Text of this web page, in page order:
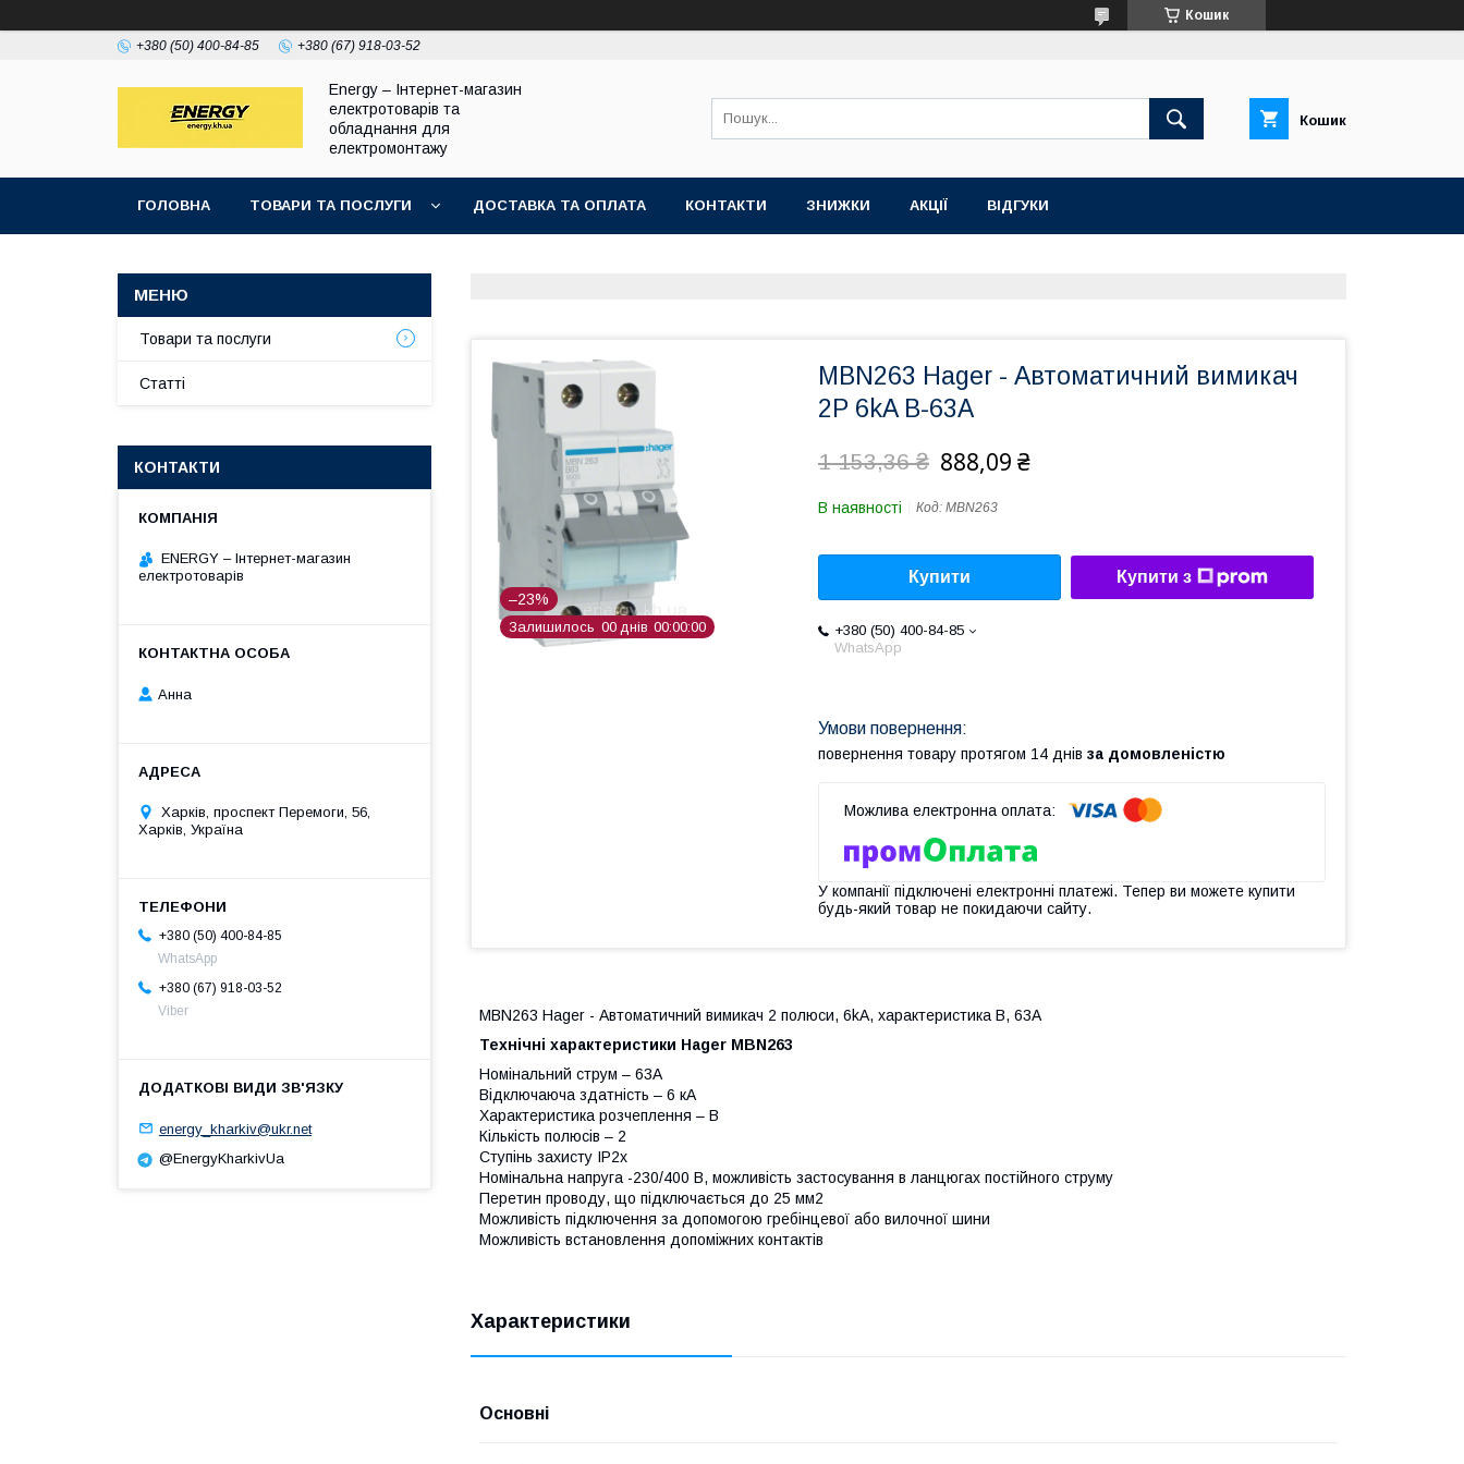
Кошик
+380 (50) 400-84-85 +380 (67) 918-03-52
Energy – Інтернет-магазин
електротоварів та
обладнання для
електромонтажу
Кошик
ГОЛОВНА ТОВАРИ ТА ПОСЛУГИ ДОСТАВКА ТА ОПЛАТА КОНТАКТИ ЗНИЖКИ АКЦІЇ ВІДГУКИ
–23%
Залишилось 00 днів 00 00 00
MBN263 Hager - Автоматичний вимикач
2P 6kA B-63A
1 153,36 ₴ 888,09 ₴
В наявності Код: MBN263
Купити Купити з
+380 (50) 400-84-85
WhatsApp
повернення товару протягом 14 днів за домовленістю
У компанії підключені електронні платежі. Тепер ви можете купити
будь-який товар не покидаючи сайту.
MBN263 Hager - Автоматичний вимикач 2 полюси, 6kA, характеристика B, 63A
Технічні характеристики Hager MBN263
Номінальний струм – 63A
Відключаюча здатність – 6 кА
Характеристика розчеплення – B
Кількість полюсів – 2
Ступінь захисту ІР2х
Номінальна напруга -230/400 В, можливість застосування в ланцюгах постійного струму
Перетин проводу, що підключається до 25 мм2
Можливість підключення за допомогою гребінцевої або вилочної шини
Можливість встановлення допоміжних контактів
Характеристики
Основні
Товари та послуги
Статті
КОНТАКТИ
ENERGY – Інтернет-магазин
електротоварів
Анна
Харків, проспект Перемоги, 56,
Харків, Україна
+380 (50) 400-84-85
WhatsApp
+380 (67) 918-03-52
Viber
energy_kharkiv@ukr.net
@EnergyKharkivUa